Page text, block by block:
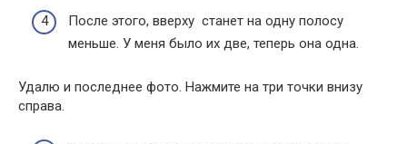
После этого, вверху станет на одну полосу
меньше. У меня было их две, теперь она одна.
Удалю и последнее фото. Нажмите на три точки внизу
справа.